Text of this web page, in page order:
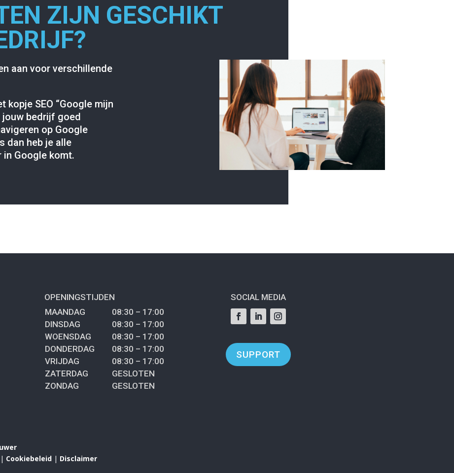
ZIJN GESCHIKT
aan voor verschillende
kopje SEO “Google mijn
bedrijf goed
op Google
dan heb je alle
Google komt.
OPENINGSTIJDEN
MAANDAG
08:30 – 17:00
DINSDAG
08:30 – 17:00
WOENSDAG
08:30 – 17:00
DONDERDAG
08:30 – 17:00
VRIJDAG
08:30 – 17:00
ZATERDAG
GESLOTEN
ZONDAG
GESLOTEN
SOCIAL MEDIA
SUPPORT
| Cookiebeleid | Disclaimer